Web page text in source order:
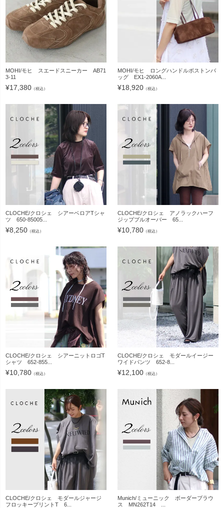
MOHI/モヒ スエードスニーカー AB71
3-11
¥17,380 （税込）
MOHI/モヒ ロングハンドルボストンバ
ッグ EX1-2060A...
¥18,920 （税込）
CLOCHE/クロシェ シアーベロアTシャ
ツ 650-85005...
¥8,250 （税込）
CLOCHE/クロシェ アノラックハーフ
ジッププルオーバー 65...
¥10,780 （税込）
CLOCHE/クロシェ シアーニットロゴT
シャツ 652-855...
¥10,780 （税込）
CLOCHE/クロシェ モダールイージー
ワイドパンツ 652-8...
¥12,100 （税込）
CLOCHE/クロシェ モダールジャージ
フロッキープリントT 6...
Munich/ミューニック ボーダーブラウ
ス MN262T14 ...